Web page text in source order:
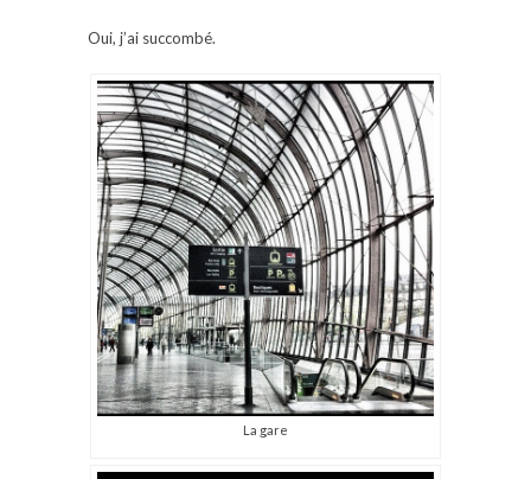
Oui, j’ai succombé.
La gare